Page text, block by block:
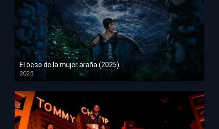
El beso de la mujer araña (2025)
2025
HD 1080p